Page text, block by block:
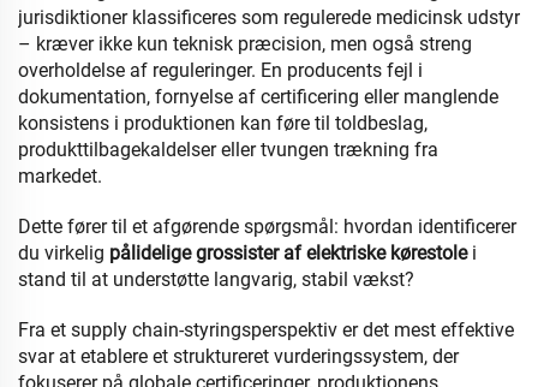
jurisdiktioner klassificeres som regulerede medicinsk udstyr
– kræver ikke kun teknisk præcision, men også streng
overholdelse af reguleringer. En producents fejl i
dokumentation, fornyelse af certificering eller manglende
konsistens i produktionen kan føre til toldbeslag,
produkttilbagekaldelser eller tvungen trækning fra
markedet.
Dette fører til et afgørende spørgsmål: hvordan identificerer
du virkelig pålidelige grossister af elektriske kørestole i
stand til at understøtte langvarig, stabil vækst?
Fra et supply chain-styringsperspektiv er det mest effektive
svar at etablere et struktureret vurderingssystem, der